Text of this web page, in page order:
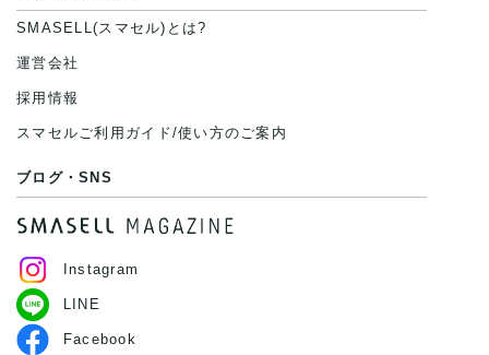
SMASELL(スマセル)とは?
運営会社
採用情報
スマセルご利用ガイド/使い方のご案内
ブログ・SNS
Instagram
LINE
Facebook